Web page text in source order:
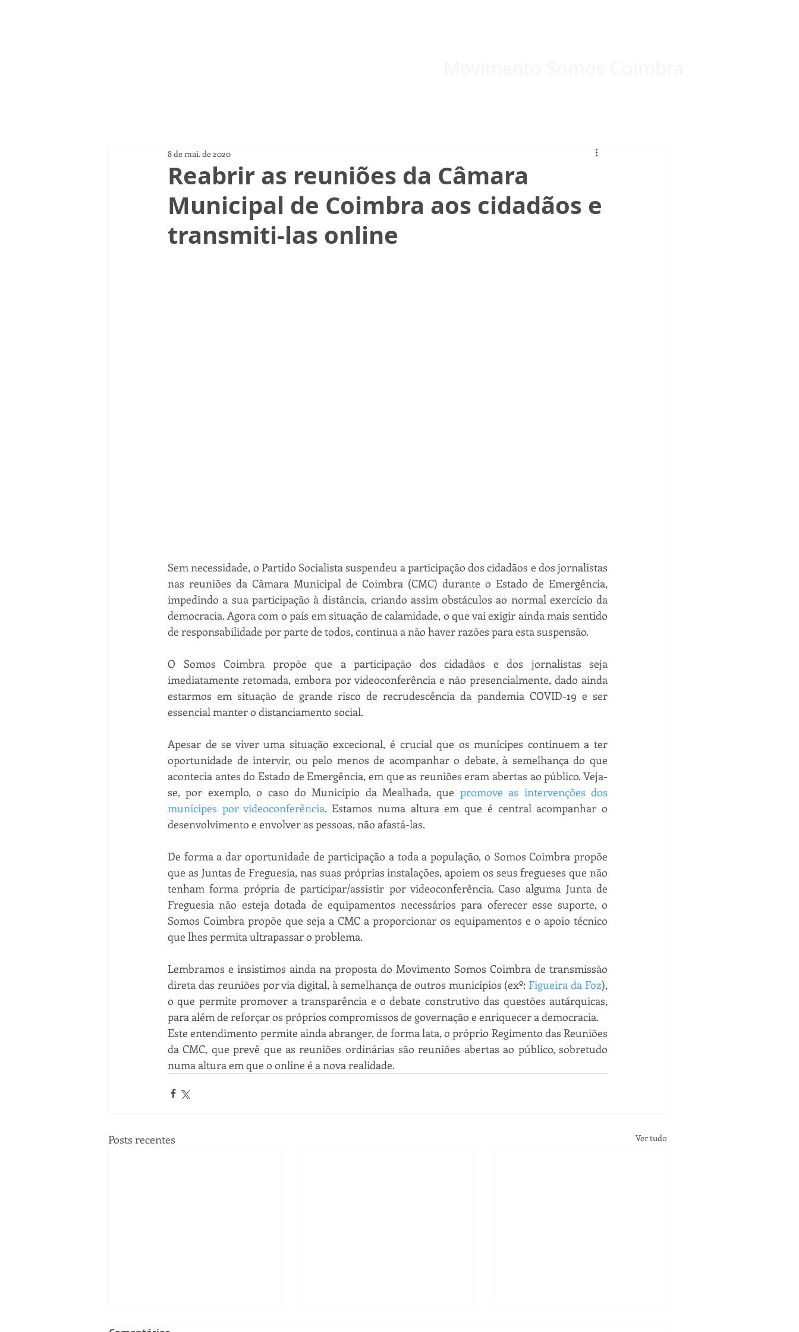
Reabrir as reuniões da Câmara
Municipal de Coimbra aos cidadãos e
transmiti-las online
8 de mai. de 2020
Sem necessidade, o Partido Socialista suspendeu a participação dos cidadãos e dos jornalistas
nas reuniões da Câmara Municipal de Coimbra (CMC) durante o Estado de Emergência,
impedindo a sua participação à distância, criando assim obstáculos ao normal exercício da
democracia. Agora com o país em situação de calamidade, o que vai exigir ainda mais sentido
de responsabilidade por parte de todos, continua a não haver razões para esta suspensão.
O Somos Coimbra propõe que a participação dos cidadãos e dos jornalistas seja
imediatamente retomada, embora por videoconferência e não presencialmente, dado ainda
estarmos em situação de grande risco de recrudescência da pandemia COVID-19 e ser
essencial manter o distanciamento social.
Apesar de se viver uma situação excecional, é crucial que os munícipes continuem a ter
oportunidade de intervir, ou pelo menos de acompanhar o debate, à semelhança do que
acontecia antes do Estado de Emergência, em que as reuniões eram abertas ao público. Veja-
se, por exemplo, o caso do Município da Mealhada, que promove as intervenções dos
munícipes por videoconferência. Estamos numa altura em que é central acompanhar o
desenvolvimento e envolver as pessoas, não afastá-las.
De forma a dar oportunidade de participação a toda a população, o Somos Coimbra propõe
que as Juntas de Freguesia, nas suas próprias instalações, apoiem os seus fregueses que não
tenham forma própria de participar/assistir por videoconferência. Caso alguma Junta de
Freguesia não esteja dotada de equipamentos necessários para oferecer esse suporte, o
Somos Coimbra propõe que seja a CMC a proporcionar os equipamentos e o apoio técnico
que lhes permita ultrapassar o problema.
Lembramos e insistimos ainda na proposta do Movimento Somos Coimbra de transmissão
direta das reuniões por via digital, à semelhança de outros municípios (exº: Figueira da Foz),
o que permite promover a transparência e o debate construtivo das questões autárquicas,
para além de reforçar os próprios compromissos de governação e enriquecer a democracia.
Este entendimento permite ainda abranger, de forma lata, o próprio Regimento das Reuniões
da CMC, que prevê que as reuniões ordinárias são reuniões abertas ao público, sobretudo
numa altura em que o online é a nova realidade.
Posts recentes Ver tudo